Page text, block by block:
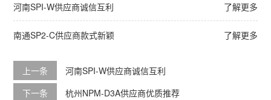
了解更多
河南SPI-W供应商诚信互利
了解更多
南通SP2-C供应商款式新颖
上一条
河南SPI-W供应商诚信互利
下一条
杭州NPM-D3A供应商优质推荐